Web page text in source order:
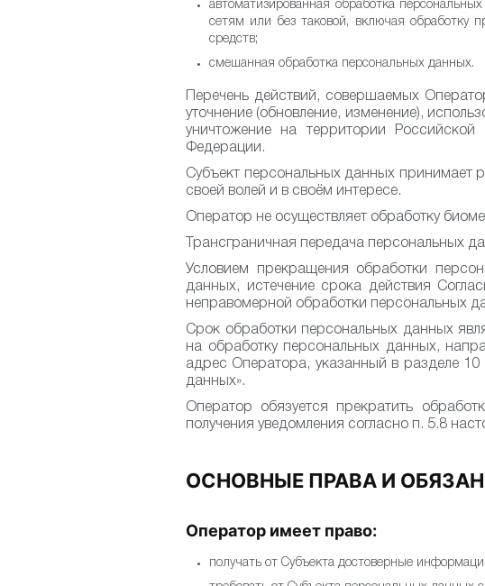
автоматизированная обработка
сетям или без таковой, включая обработку
средств;
смешанная обработка персональных данных.
Перечень действий, совершаемых
уточнение (обновление, изменение),
уничтожение на территории
Федерации.
Субъект персональных данных принимает
своей волей и в своём интересе.
Оператор не осуществляет обработку
Трансграничная передача персональных
Условием прекращения обработки
данных, истечение срока действия
неправомерной обработки персональных
Срок обработки персональных данных
на обработку персональных данных,
адрес Оператора, указанный в разделе
данных».
Оператор обязуется прекратить
получения уведомления согласно п. 5.8
ОСНОВНЫЕ ПРАВА И
Оператор имеет право:
получать от Субъекта достоверные